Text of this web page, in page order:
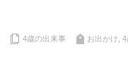
4歳の出来事 お出かけ 4